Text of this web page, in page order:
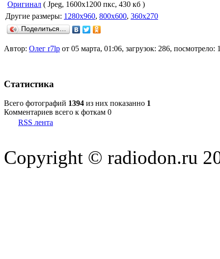
Оригинал ( Jpeg, 1600x1200 пкс, 430 кб )
Другие размеры: 1280x960, 800x600, 360x270
Поделиться…
Автор: Олег r7lp от 05 марта, 01:06, загрузок: 286, посмотрело:
Статистика
Всего фотографий 1394 из них показанно 1
Комментариев всего к фоткам 0
RSS лента
Copyright © radiodon.ru